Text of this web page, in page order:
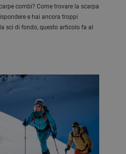
combi? Come trovare la scarpa
e hai ancora troppi
sci di fondo, questo articolo fa al